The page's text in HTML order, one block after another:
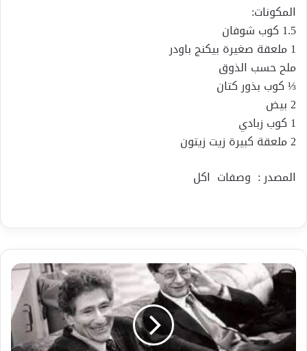
المكونات:
1.5 كوب شوفان
1 ملعقة صغيرة بيكنج باودر
ملح حسب الذوق
⅓ كوب بذور كتان
2 بيض
1 كوب زبادي
2 ملعقة كبيرة زيت زيتون
المصدر : وصفات اكل
قال
أنا
فلسطيني